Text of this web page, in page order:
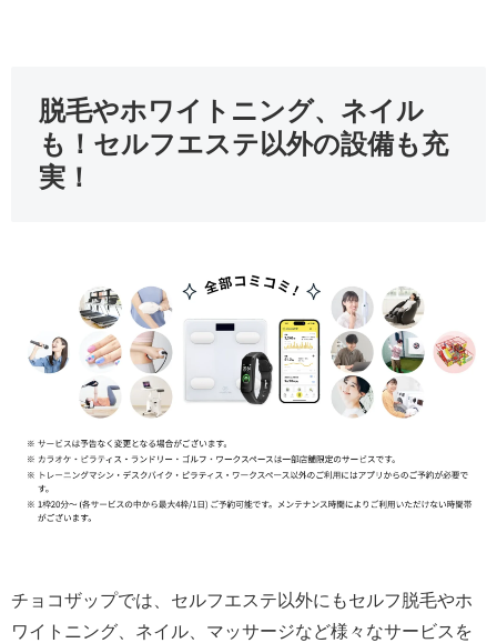
脱毛やホワイトニング、ネイル
も！セルフエステ以外の設備も充
実！
チョコザップでは、セルフエステ以外にもセルフ脱毛やホ
ワイトニング、ネイル、マッサージなど様々なサービスを